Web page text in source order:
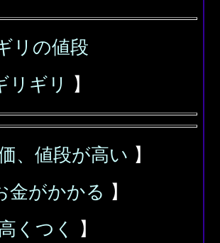
リの値段
リギリ 】
、値段が高い 】
金がかかる 】
くつく 】